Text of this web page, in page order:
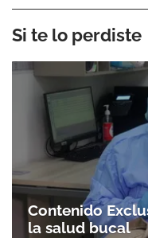
Si te lo perdiste
Contenido
la salud bucal